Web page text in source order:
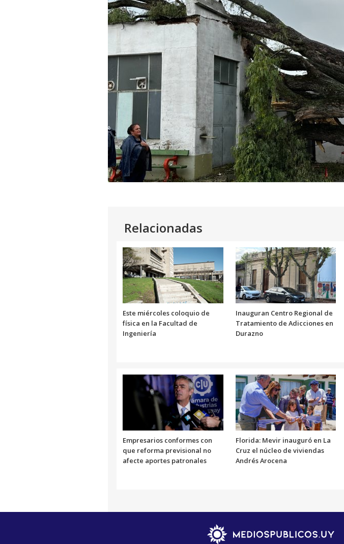
Relacionadas
Este miércoles coloquio de
física en la Facultad de
Ingeniería
Inauguran Centro Regional de
Tratamiento de Adicciones en
Durazno
Empresarios conformes con
que reforma previsional no
afecte aportes patronales
Florida: Mevir inauguró en La
Cruz el núcleo de viviendas
Andrés Arocena